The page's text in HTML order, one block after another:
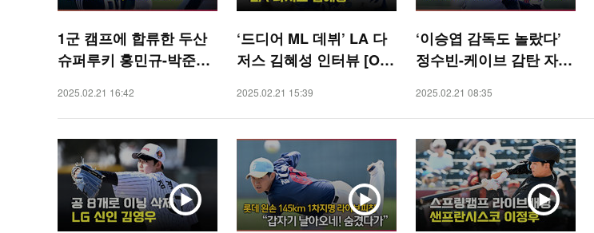
1군 캠프에 합류한 두산
슈퍼루키 홍민규-박준순,
RTS]
2025.02.21 16:42
‘드디어 ML 데뷔’ LA 다
저스 김혜성 인터뷰 [O!
2025.02.21 15:39
‘이승엽 감독도 놀랐다’
정수빈-케이브 감탄 자아
ORTS]
2025.02.21 08:35